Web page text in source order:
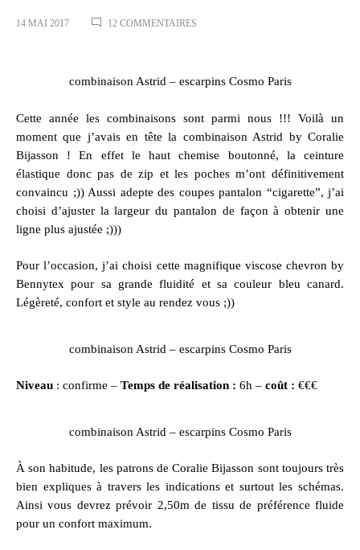
14 MAI 2017 12 COMMENTAIRES
combinaison Astrid – escarpins Cosmo Paris
Cette année les combinaisons sont parmi nous !!! Voilà un
moment que j’avais en tête la combinaison Astrid by Coralie
Bijasson ! En effet le haut chemise boutonné, la ceinture
élastique donc pas de zip et les poches m’ont définitivement
convaincu ;)) Aussi adepte des coupes pantalon “cigarette”, j’ai
choisi d’ajuster la largeur du pantalon de façon à obtenir une
ligne plus ajustée ;)))
Pour l’occasion, j’ai choisi cette magnifique viscose chevron by
Bennytex pour sa grande fluidité et sa couleur bleu canard.
Légèreté, confort et style au rendez vous ;))
combinaison Astrid – escarpins Cosmo Paris
Niveau : confirme – Temps de réalisation : 6h – coût : €€€
combinaison Astrid – escarpins Cosmo Paris
À son habitude, les patrons de Coralie Bijasson sont toujours très
bien expliques à travers les indications et surtout les schémas.
Ainsi vous devrez prévoir 2,50m de tissu de préférence fluide
pour un confort maximum.